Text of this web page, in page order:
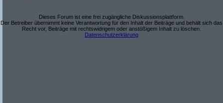
Dieses Forum ist eine frei zugängliche Diskussionsplattform.
Der Betreiber übernimmt keine Verantwortung für den Inhalt der Beiträge und behält sich das
Recht vor, Beiträge mit rechtswidrigem oder anstößigem Inhalt zu löschen.
Datenschutzerklärung